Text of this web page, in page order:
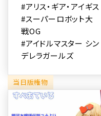
#アリス・ギア・アイギス
#スーパーロボット大
戦OG
#アイドルマスター シン
デレラガールズ
当日版権物